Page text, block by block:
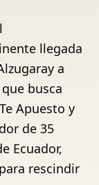
llegada
a
busca
Apuesto y
de 35
Ecuador,
rescindir